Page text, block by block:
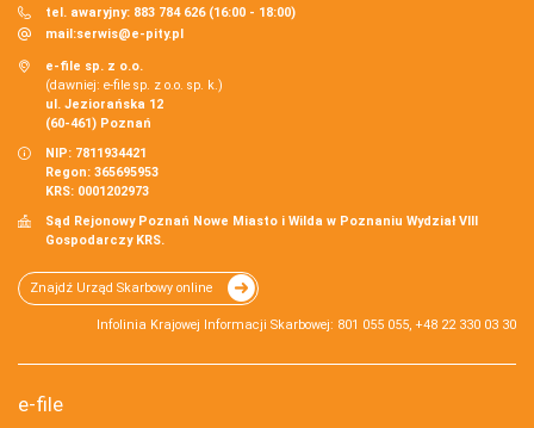
tel. awaryjny: 883 784 626 (16:00 - 18:00)
mail:serwis@e-pity.pl
e-file sp. z o.o.
(dawniej: e-file sp. z o.o. sp. k.)
ul. Jeziorańska 12
(60-461) Poznań
NIP: 7811934421
Regon: 365695953
KRS: 0001202973
Sąd Rejonowy Poznań Nowe Miasto i Wilda w Poznaniu Wydział VIII
Gospodarczy KRS.
Znajdź Urząd Skarbowy online
Infolinia Krajowej Informacji Skarbowej: 801 055 055, +48 22 330 03 30
e-file